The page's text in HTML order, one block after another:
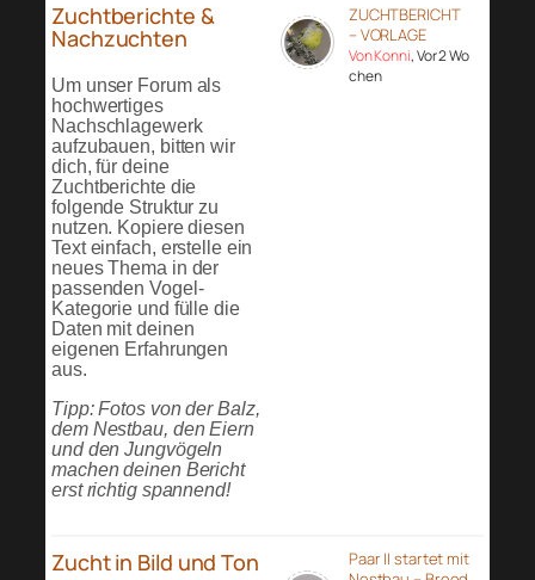
Zuchtberichte &
Nachzuchten
Um unser Forum als
hochwertiges
Nachschlagewerk
aufzubauen, bitten wir
dich, für deine
Zuchtberichte die
folgende Struktur zu
nutzen. Kopiere diesen
Text einfach, erstelle ein
neues Thema in der
passenden Vogel-
Kategorie und fülle die
Daten mit deinen
eigenen Erfahrungen
aus.
Tipp: Fotos von der Balz,
dem Nestbau, den Eiern
und den Jungvögeln
machen deinen Bericht
erst richtig spannend!
ZUCHTBERICHT
– VORLAGE
Von Konni, Vor 2 Wo
chen
Zucht in Bild und Ton
Paar II startet mit